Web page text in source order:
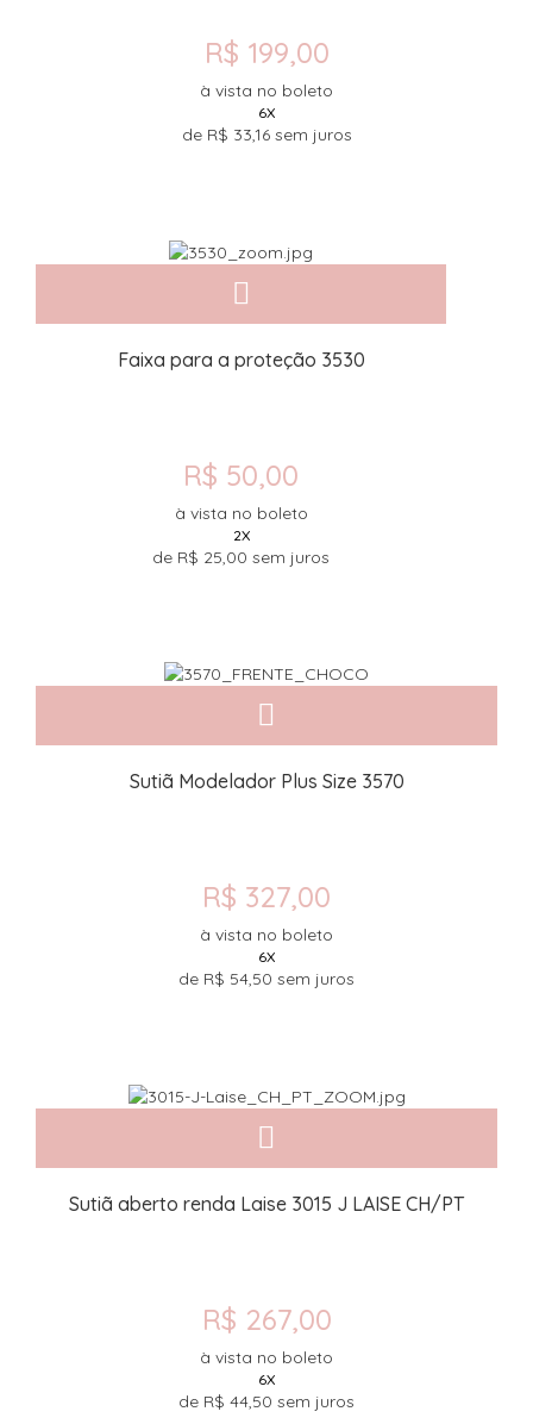
R$ 199,00
à vista no boleto
6X
de R$ 33,16sem juros
Faixa para a proteção 3530
R$ 50,00
à vista no boleto
2X
de R$ 25,00 sem juros
Sutiã Modelador Plus Size 3570
R$ 327,00
à vista no boleto
6X
de R$ 54,50 sem juros
Sutiã aberto renda Laise 3015 J LAISE CH/PT
R$ 267,00
à vista no boleto
6X
de R$ 44,50 sem juros